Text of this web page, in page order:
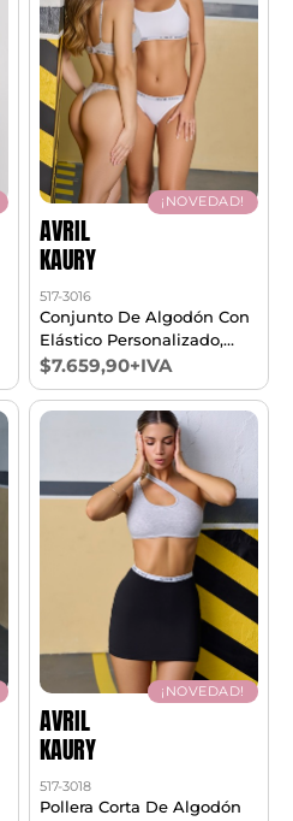
¡NOVEDAD!
AVRIL
KAURY
517-3016
Conjunto De Algodón Con
Elástico Personalizado,
Corpiño Top Y Cola Less.
T85/100
$7.659,90+IVA
¡NOVEDAD!
AVRIL
KAURY
517-3018
Pollera Corta De Algodón